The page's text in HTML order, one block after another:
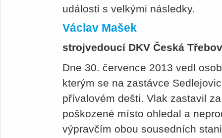
události s velkými následky.
Václav Mašek
strojvedoucí DKV Česká
Dne 30. července 2013 vedl
kterým se na zastávce
přívalovém dešti. Vlak zastavil
poškozené místo ohledal a
výpravčím obou sousedních